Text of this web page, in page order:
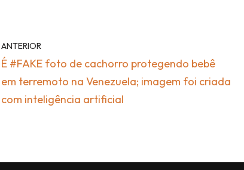
ANTERIOR
É #FAKE foto de cachorro protegendo bebê
em terremoto na Venezuela; imagem foi criada
com inteligência artificial